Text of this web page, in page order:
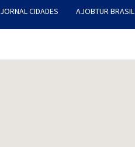
JORNAL CIDADES AJOBTUR BRASIL